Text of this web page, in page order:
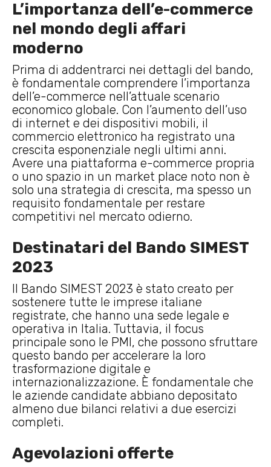
L’importanza dell’e-commerce
nel mondo degli affari
moderno
Prima di addentrarci nei dettagli del bando,
è fondamentale comprendere l’importanza
dell’e-commerce nell’attuale scenario
economico globale. Con l’aumento dell’uso
di internet e dei dispositivi mobili, il
commercio elettronico ha registrato una
crescita esponenziale negli ultimi anni.
Avere una piattaforma e-commerce propria
o uno spazio in un market place noto non è
solo una strategia di crescita, ma spesso un
requisito fondamentale per restare
competitivi nel mercato odierno.
Destinatari del Bando SIMEST
2023
Il Bando SIMEST 2023 è stato creato per
sostenere tutte le imprese italiane
registrate, che hanno una sede legale e
operativa in Italia. Tuttavia, il focus
principale sono le PMI, che possono sfruttare
questo bando per accelerare la loro
trasformazione digitale e
internazionalizzazione. È fondamentale che
le aziende candidate abbiano depositato
almeno due bilanci relativi a due esercizi
completi.
Agevolazioni offerte